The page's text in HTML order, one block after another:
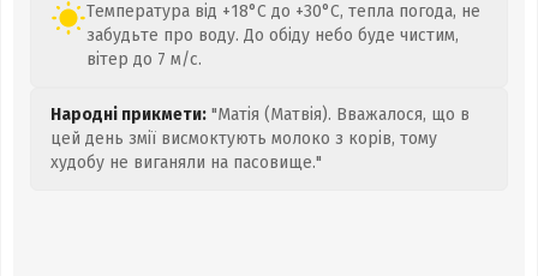
Температура від +18°C до +30°C, тепла погода, не
забудьте про воду. До обіду небо буде чистим,
вітер до 7 м/с.
Народні прикмети: "Матія (Матвія). Вважалося, що в
цей день змії висмоктують молоко з корів, тому
худобу не виганяли на пасовище."